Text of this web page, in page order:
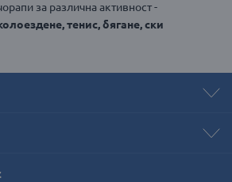
за различна активност -
тенис, бягане, ски